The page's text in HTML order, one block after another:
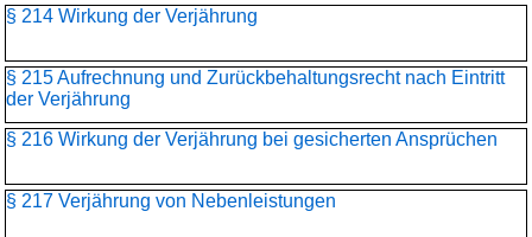
§ 214 Wirkung der Verjährung
§ 215 Aufrechnung und Zurückbehaltungsrecht nach Eintritt
der Verjährung
§ 216 Wirkung der Verjährung bei gesicherten Ansprüchen
§ 217 Verjährung von Nebenleistungen